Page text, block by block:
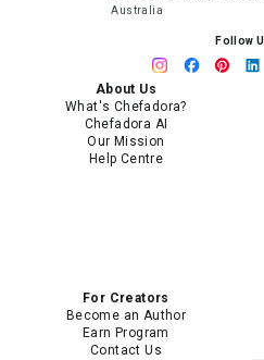
Australia
Follow
About Us
What's Chefadora?
Chefadora AI
Our Mission
Help Centre
For Creators
Become an Author
Earn Program
Contact Us